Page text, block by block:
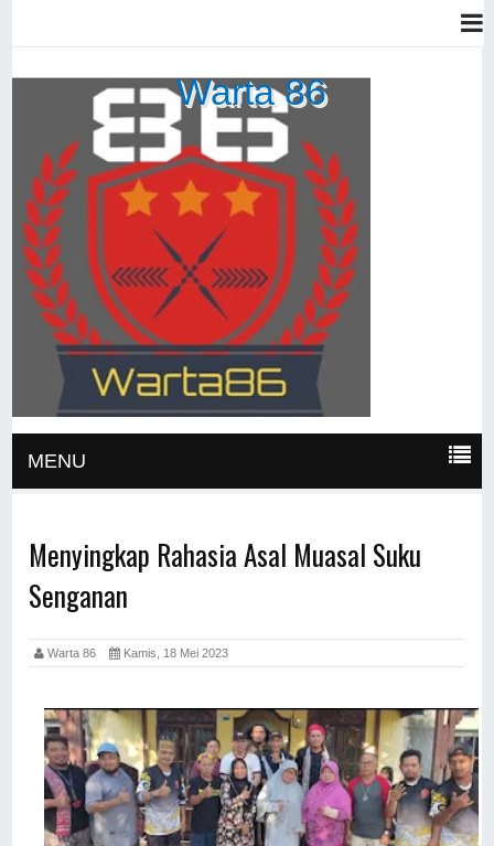
Warta 86
MENU
Menyingkap Rahasia Asal Muasal Suku
Senganan
Warta 86 Kamis, 18 Mei 2023